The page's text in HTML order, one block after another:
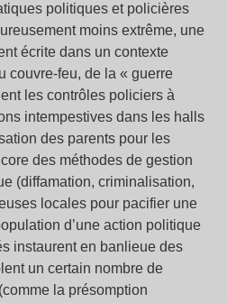
politiques et policières
moins extrême, une
écrite dans un contexte
couvre-feu, de la « guerre
les contrôles policiers à
intempestives dans les halls
des parents pour les
des méthodes de gestion
(diffamation, criminalisation,
locales pour pacifier une
d’une action politique
instaurent en banlieue des
un certain nombre de
la présomption